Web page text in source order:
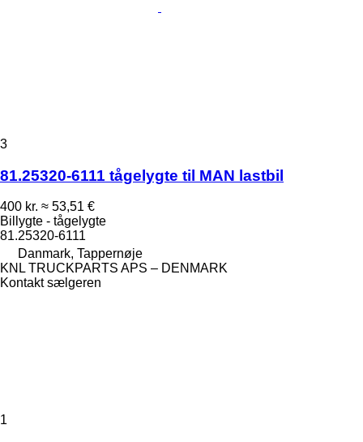
3
81.25320-6111 tågelygte til MAN lastbil
400 kr. ≈ 53,51 €
Billygte - tågelygte
81.25320-6111
Danmark, Tappernøje
KNL TRUCKPARTS APS – DENMARK
Kontakt sælgeren
1